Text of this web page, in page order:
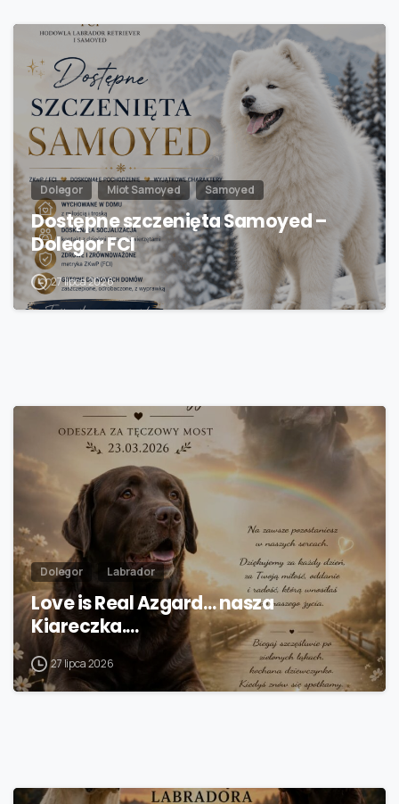
Dolegor Miot Samoyed Samoyed
Dostępne szczenięta Samoyed –
Dolegor FCI
27 lipca 2026
Dolegor Labrador
Love is Real Azgard… nasza
Kiareczka.…
27 lipca 2026